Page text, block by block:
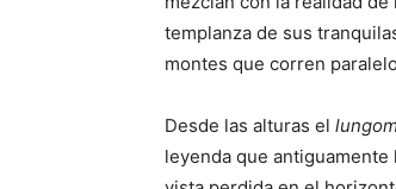
templanza de sus
montes que corren
Desde las alturas el
leyenda que antiguamente